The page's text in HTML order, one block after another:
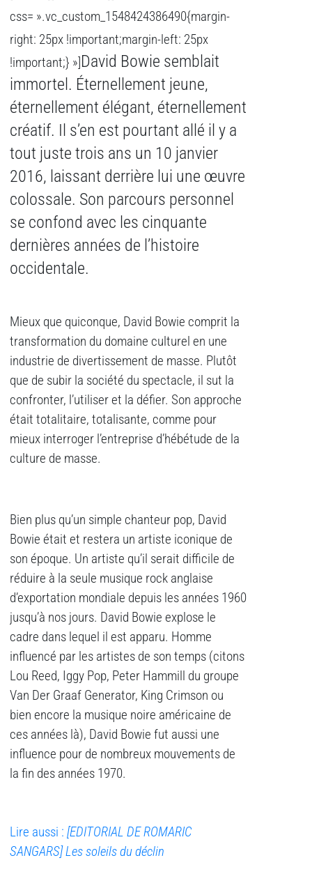
css= ».vc_custom_1548424386490{margin-
right: 25px !important;margin-left: 25px
!important;} »]David Bowie semblait
immortel. Éternellement jeune,
éternellement élégant, éternellement
créatif. Il s’en est pourtant allé il y a
tout juste trois ans un 10 janvier
2016, laissant derrière lui une œuvre
colossale. Son parcours personnel
se confond avec les cinquante
dernières années de l’histoire
occidentale.
Mieux que quiconque, David Bowie comprit la
transformation du domaine culturel en une
industrie de divertissement de masse. Plutôt
que de subir la société du spectacle, il sut la
confronter, l’utiliser et la défier. Son approche
était totalitaire, totalisante, comme pour
mieux interroger l’entreprise d’hébétude de la
culture de masse.
Bien plus qu’un simple chanteur pop, David
Bowie était et restera un artiste iconique de
son époque. Un artiste qu’il serait difficile de
réduire à la seule musique rock anglaise
d’exportation mondiale depuis les années 1960
jusqu’à nos jours. David Bowie explose le
cadre dans lequel il est apparu. Homme
influencé par les artistes de son temps (citons
Lou Reed, Iggy Pop, Peter Hammill du groupe
Van Der Graaf Generator, King Crimson ou
bien encore la musique noire américaine de
ces années là), David Bowie fut aussi une
influence pour de nombreux mouvements de
la fin des années 1970.
Lire aussi : [EDITORIAL DE ROMARIC
SANGARS] Les soleils du déclin